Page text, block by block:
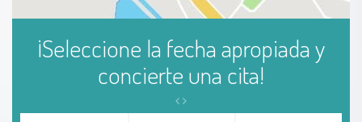
¡Seleccione la fecha apropiada y
concierte una cita!